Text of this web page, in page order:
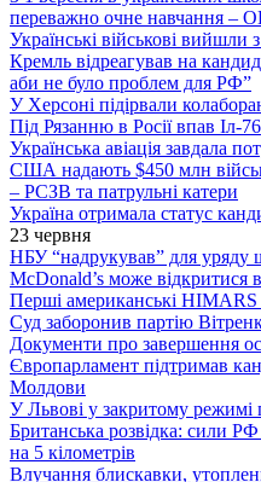
переважно очне навчання –
Українські військові вийшли
Кремль відреагував на
аби не було проблем для РФ”
У Херсоні підірвали
Під Рязанню в Росії впав Іл-76
Українська авіація завдала
США надають $450 млн
– РСЗВ та патрульні катери
Україна отримала статус
23 червня
НБУ “надрукував” для уряду
McDonald’s може відкритися
Перші американські HIMARS
Суд заборонив партію
Документи про завершення
Європарламент підтримав
Молдови
У Львові у закритому режимі
Британська розвідка: сили
на 5 кілометрів
Влучання блискавки,